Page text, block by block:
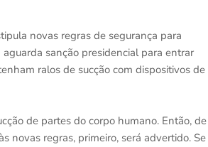
novas regras de segurança para
sanção presidencial para entrar
ralos de sucção com dispositivos de
de partes do corpo humano. Então, de
novas regras, primeiro, será advertido. Se